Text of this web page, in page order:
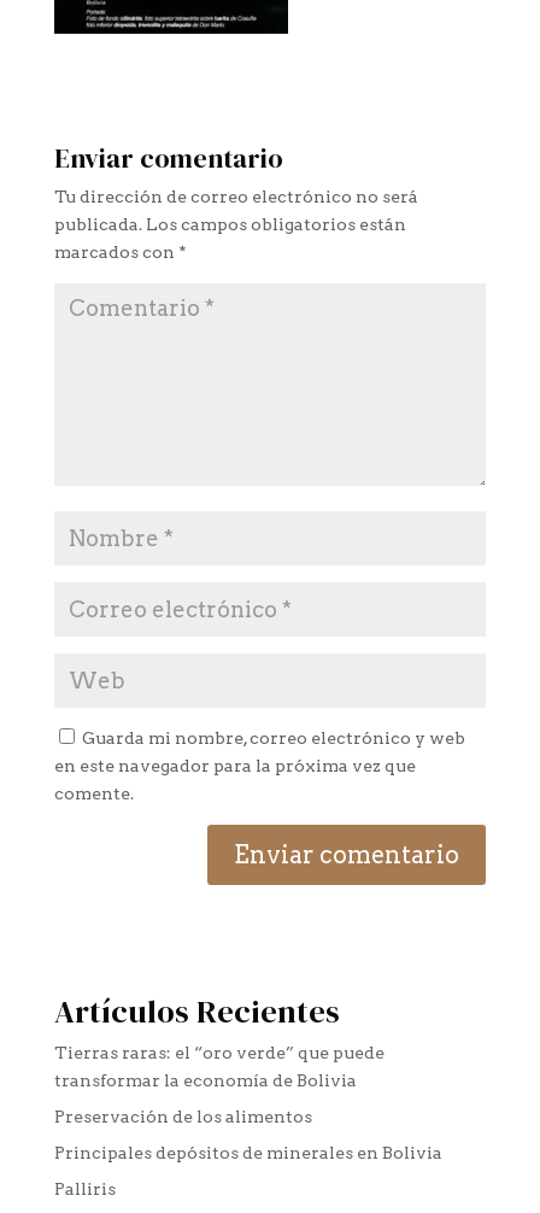
Enviar comentario
Tu dirección de correo electrónico no será
publicada. Los campos obligatorios están
marcados con *
Guarda mi nombre, correo electrónico y web
en este navegador para la próxima vez que
comente.
Artículos Recientes
Tierras raras: el “oro verde” que puede
transformar la economía de Bolivia
Preservación de los alimentos
Principales depósitos de minerales en Bolivia
Palliris